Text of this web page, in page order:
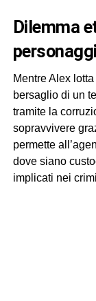
dilemma etico ed evoluzione dei
Mentre Alex
bersaglio di un
tramite la
sopravvivere
permette
dove siano
implicati nei